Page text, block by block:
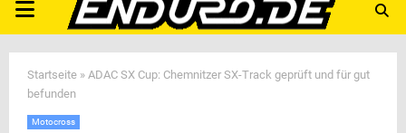
PRIMARY
MENU
Startseite » ADAC SX Cup: Chemnitzer SX-Track geprüft und für gut
befunden
Motocross